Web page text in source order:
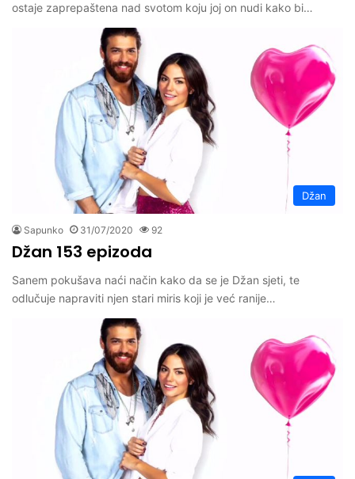
ostaje zaprepaštena nad svotom koju joj on nudi kako bi…
Džan
Sapunko 31/07/2020 92
Džan 153 epizoda
Sanem pokušava naći način kako da se je Džan sjeti, te
odlučuje napraviti njen stari miris koji je već ranije…